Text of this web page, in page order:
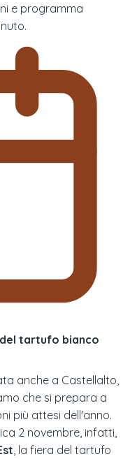
e programma
tartufo bianco
anche a Castellalto,
che si prepara a
più attesi dell'anno.
2 novembre, infatti,
, la fiera del tartufo